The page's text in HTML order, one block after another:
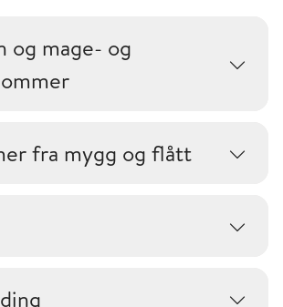
og mage- og
fra mygg og flått